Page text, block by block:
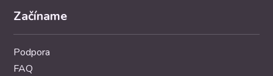
Začíname
Podpora
FAQ